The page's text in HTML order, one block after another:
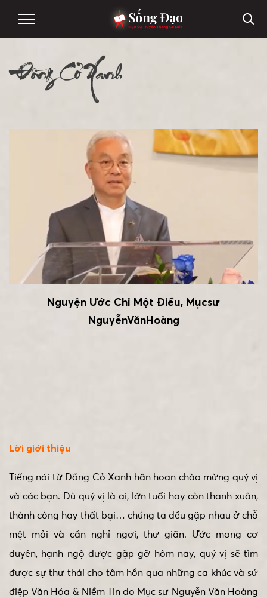
Đồng Cỏ Xanh
Nguyện Ước Chỉ Một Điều, Mụcsư
NguyễnVănHoàng
Lời giới thiệu
Tiếng nói từ Đồng Cỏ Xanh hân hoan chào mừng quý vị
và các bạn. Dù quý vị là ai, lớn tuổi hay còn thanh xuân,
thành công hay thất bại… chúng ta đều gặp nhau ở chỗ
mệt mỏi và cần nghỉ ngơi, thư giãn. Ước mong cơ
duyên, hạnh ngộ được gặp gỡ hôm nay, quý vị sẽ tìm
được sự thư thái cho tâm hồn qua những ca khúc và sứ
điệp Văn Hóa & Niềm Tin do Mục sư Nguyễn Văn Hoàng